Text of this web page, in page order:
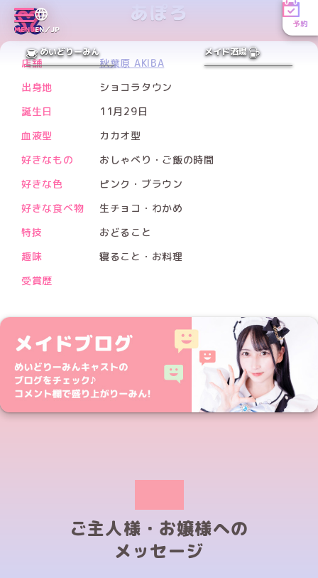
MENUEN／JP
予約
めいどりーみん メイド酒場
あぽろ
PREV
NEXT
店舗
秋葉原 AKIBA
出身地
ショコラタウン
誕生日
11月29日
血液型
カカオ型
好きなもの
おしゃべり・ご飯の時間
好きな色
ピンク・ブラウン
好きな食べ物
生チョコ・わかめ
特技
おどること
趣味
寝ること・お料理
受賞歴
ご主人様・お嬢様への
メッセージ